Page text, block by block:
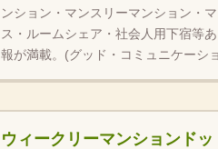
ンション・マンスリーマンション・
ス・ルームシェア・社会人用下宿等
報が満載。(グッド・コミュニケーシ
ウィークリーマンションド